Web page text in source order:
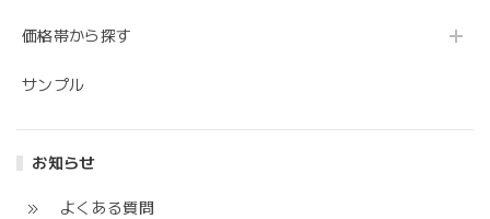
価格帯から探す
サンプル
お知らせ
よくある質問